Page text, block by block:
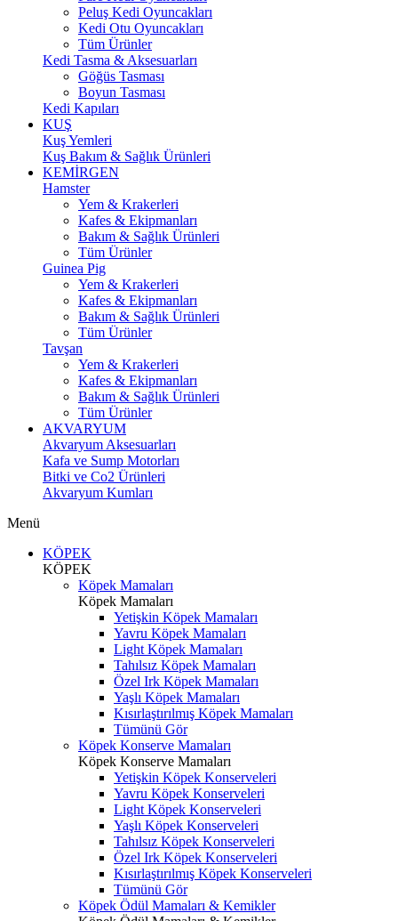
Peluş Kedi Oyuncakları
Kedi Otu Oyuncakları
Tüm Ürünler
Kedi Tasma & Aksesuarları
Göğüs Tasması
Boyun Tasması
Kedi Kapıları
KUŞ
Kuş Yemleri
Kuş Bakım & Sağlık Ürünleri
KEMİRGEN
Hamster
Yem & Krakerleri
Kafes & Ekipmanları
Bakım & Sağlık Ürünleri
Tüm Ürünler
Guinea Pig
Yem & Krakerleri
Kafes & Ekipmanları
Bakım & Sağlık Ürünleri
Tüm Ürünler
Tavşan
Yem & Krakerleri
Kafes & Ekipmanları
Bakım & Sağlık Ürünleri
Tüm Ürünler
AKVARYUM
Akvaryum Aksesuarları
Kafa ve Sump Motorları
Bitki ve Co2 Ürünleri
Akvaryum Kumları
Menü
KÖPEK
KÖPEK
Köpek Mamaları
Köpek Mamaları
Yetişkin Köpek Mamaları
Yavru Köpek Mamaları
Light Köpek Mamaları
Tahılsız Köpek Mamaları
Özel Irk Köpek Mamaları
Yaşlı Köpek Mamaları
Kısırlaştırılmış Köpek Mamaları
Tümünü Gör
Köpek Konserve Mamaları
Köpek Konserve Mamaları
Yetişkin Köpek Konserveleri
Yavru Köpek Konserveleri
Light Köpek Konserveleri
Yaşlı Köpek Konserveleri
Tahılsız Köpek Konserveleri
Özel Irk Köpek Konserveleri
Kısırlaştırılmış Köpek Konserveleri
Tümünü Gör
Köpek Ödül Mamaları & Kemikler